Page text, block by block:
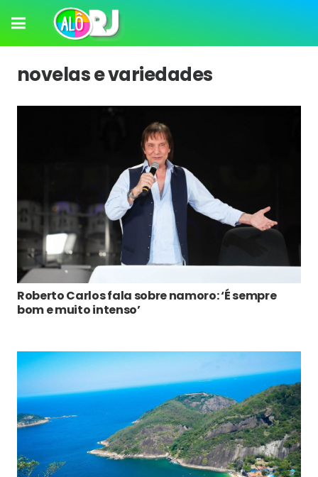
novelas e variedades
Roberto Carlos fala sobre namoro: ‘É sempre
bom e muito intenso’